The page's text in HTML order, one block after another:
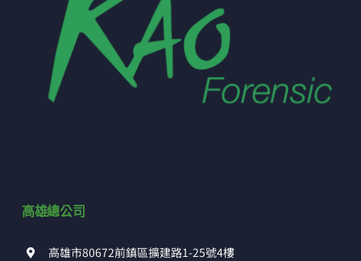
高雄總公司
高雄市80672前鎮區擴建路1-25號4樓